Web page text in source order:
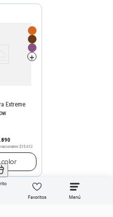
Favoritos
Extreme
.890
$15.612
color